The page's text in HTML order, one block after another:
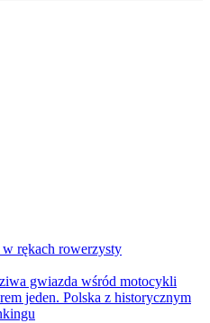
rękach rowerzysty
gwiazda wśród motocykli
jeden. Polska z historycznym